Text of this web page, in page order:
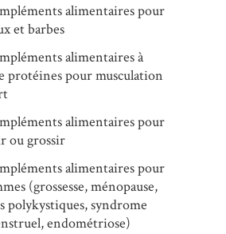
alimentaires pour
et barbes
alimentaires à
protéines pour musculation
alimentaires pour
ou grossir
alimentaires pour
(grossesse, ménopause,
polykystiques, syndrome
endométriose)